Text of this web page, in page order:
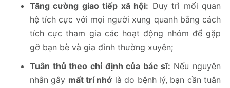
Tăng cường giao tiếp xã hội: Duy trì mối quan
hệ tích cực với mọi người xung quanh bằng cách
tích cực tham gia các hoạt động nhóm để gặp
gỡ bạn bè và gia đình thường xuyên;
Tuân thủ theo chỉ định của bác sĩ: Nếu nguyên
nhân gây mất trí nhớ là do bệnh lý, bạn cần tuân